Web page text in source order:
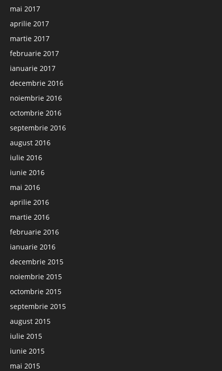
mai 2017
aprilie 2017
martie 2017
februarie 2017
ianuarie 2017
decembrie 2016
noiembrie 2016
octombrie 2016
septembrie 2016
august 2016
iulie 2016
iunie 2016
mai 2016
aprilie 2016
martie 2016
februarie 2016
ianuarie 2016
decembrie 2015
noiembrie 2015
octombrie 2015
septembrie 2015
august 2015
iulie 2015
iunie 2015
mai 2015